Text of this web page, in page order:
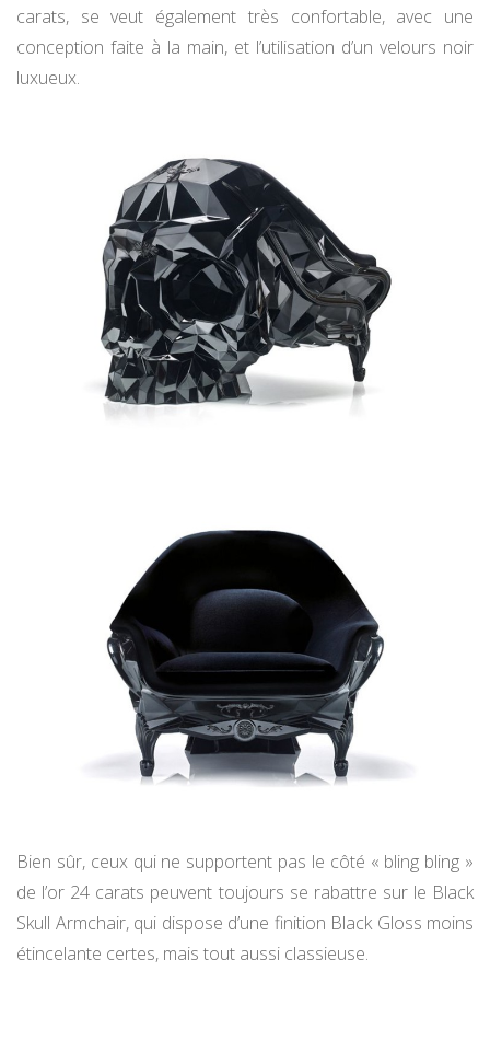
carats, se veut également très confortable, avec une
conception faite à la main, et l’utilisation d’un velours noir
luxueux.
Bien sûr, ceux qui ne supportent pas le côté « bling bling »
de l’or 24 carats peuvent toujours se rabattre sur le Black
Skull Armchair, qui dispose d’une finition Black Gloss moins
étincelante certes, mais tout aussi classieuse.